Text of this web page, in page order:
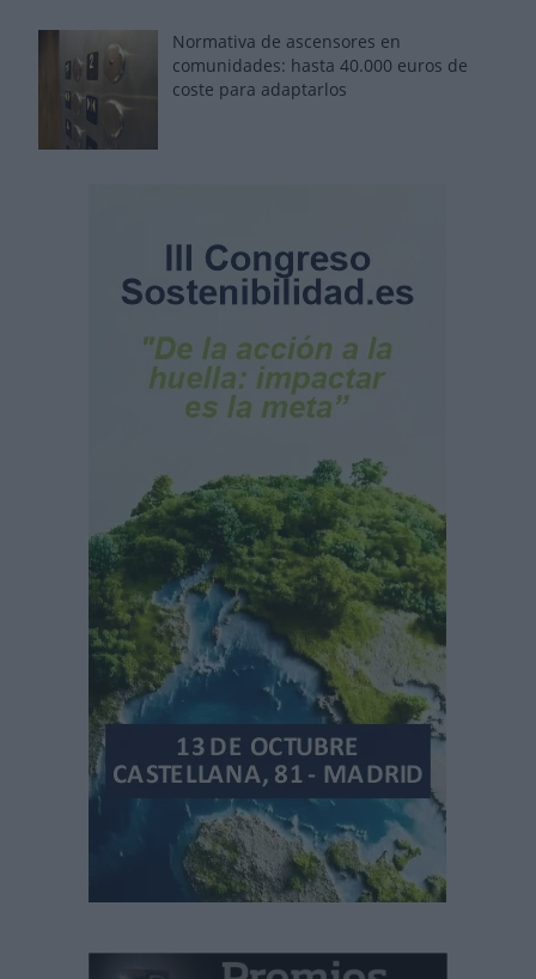
Normativa de ascensores en
comunidades: hasta 40.000 euros de
coste para adaptarlos